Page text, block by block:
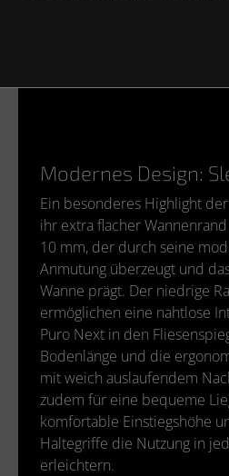
Modernes Design:
Ein besonderes Highlight
ihr extra flacher
10 mm, der durch seine
Anmutung überzeugt und
Wanne prägt. Der niedrige
ermöglichen eine nahtlose
Puro Next in den
Bodenlänge und die
mit weich auslaufendem
zudem für eine bequeme
komfortable Einstiegshöhe
Haltegriffe die Nutzung in
erleichtern.